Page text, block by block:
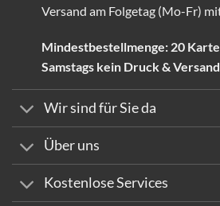
Versand am Folgetag (Mo-Fr)
Mindestbestellmenge: 20
Samstags kein Druck & Versand
Wir sind für Sie da
Über uns
Kostenlose Services